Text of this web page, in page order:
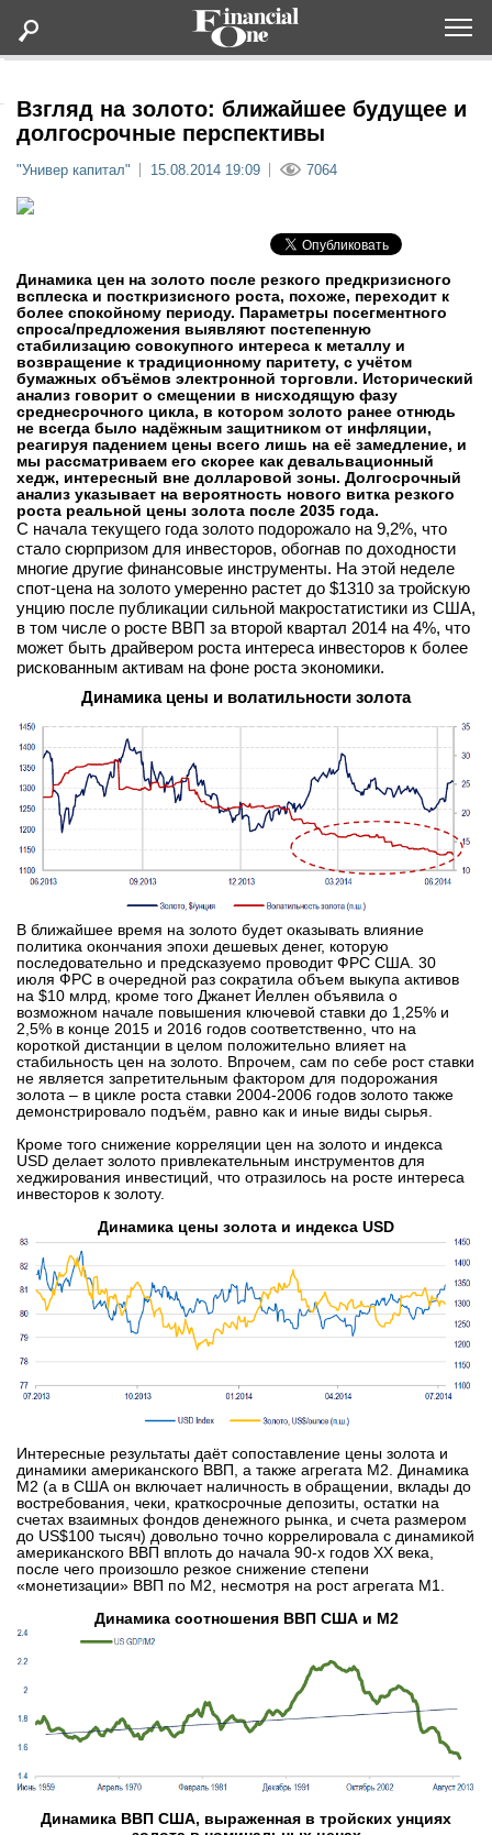
Статьи
Lifestyle
Мероприятия
Новости
Интервью
вконтакте
телеграм
Стать автором
Вход
Взгляд на золото: ближайшее будущее и
долгосрочные перспективы
"Универ капитал" 15.08.2014 19:09 7064
Динамика цен на золото после резкого предкризисного
всплеска и посткризисного роста, похоже, переходит к
более спокойному периоду. Параметры посегментного
спроса/предложения выявляют постепенную
стабилизацию совокупного интереса к металлу и
возвращение к традиционному паритету, с учётом
бумажных объёмов электронной торговли. Исторический
анализ говорит о смещении в нисходящую фазу
среднесрочного цикла, в котором золото ранее отнюдь
не всегда было надёжным защитником от инфляции,
реагируя падением цены всего лишь на её замедление, и
мы рассматриваем его скорее как девальвационный
хедж, интересный вне долларовой зоны. Долгосрочный
анализ указывает на вероятность нового витка резкого
роста реальной цены золота после 2035 года.
С начала текущего года золото подорожало на 9,2%, что
стало сюрпризом для инвесторов, обогнав по доходности
многие другие финансовые инструменты. На этой неделе
спот-цена на золото умеренно растет до $1310 за тройскую
унцию после публикации сильной макростатистики из США,
в том числе о росте ВВП за второй квартал 2014 на 4%, что
может быть драйвером роста интереса инвесторов к более
рискованным активам на фоне роста экономики.
Динамика цены и волатильности золота
В ближайшее время на золото будет оказывать влияние
политика окончания эпохи дешевых денег, которую
последовательно и предсказуемо проводит ФРС США. 30
июля ФРС в очередной раз сократила объем выкупа активов
на $10 млрд, кроме того Джанет Йеллен объявила о
возможном начале повышения ключевой ставки до 1,25% и
2,5% в конце 2015 и 2016 годов соответственно, что на
короткой дистанции в целом положительно влияет на
стабильность цен на золото. Впрочем, сам по себе рост ставки
не является запретительным фактором для подорожания
золота – в цикле роста ставки 2004-2006 годов золото также
демонстрировало подъём, равно как и иные виды сырья.
Кроме того снижение корреляции цен на золото и индекса
USD делает золото привлекательным инструментов для
хеджирования инвестиций, что отразилось на росте интереса
инвесторов к золоту.
Динамика цены золота и индекса USD
Интересные результаты даёт сопоставление цены золота и
динамики американского ВВП, а также агрегата М2. Динамика
М2 (а в США он включает наличность в обращении, вклады до
востребования, чеки, краткосрочные депозиты, остатки на
счетах взаимных фондов денежного рынка, и счета размером
до US$100 тысяч) довольно точно коррелировала с динамикой
американского ВВП вплоть до начала 90-х годов ХХ века,
после чего произошло резкое снижение степени
«монетизации» ВВП по М2, несмотря на рост агрегата М1.
Динамика соотношения ВВП США и М2
Динамика ВВП США, выраженная в тройских унциях